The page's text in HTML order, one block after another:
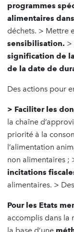
programmes
alimentaires dans
déchets. > Mettre
sensibilisation. >
signification de
de la date de
Des actions pour
> Faciliter les
la chaîne
priorité à la
l’alimentation
non alimentaires ;
incitations
alimentaires. >
Pour les Etats
accomplis dans la
la base d’une